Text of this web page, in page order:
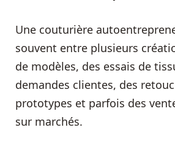
Une couturière
souvent entre plusieurs
de modèles, des essais de
demandes clientes, des
prototypes et parfois des
sur marchés.